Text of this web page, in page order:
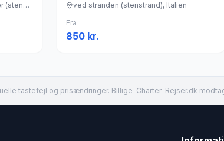
afstand til stranden ca. 800 meter (stenstrand, liggestole (gratis) , parasol (gratis) ), Italien
ved stranden (stenstrand), Italien
Fra
850 kr.
tastefejl og prisændringer. Billige-Charter-Rejser.dk